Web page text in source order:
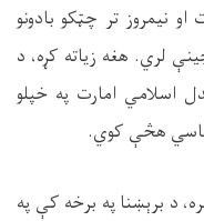
او نیمروز تر چټکو بادونو
لري. هغه زیاته کړه، د
اسلامي امارت په خپلو
هڅې کوي.
د برېښنا په برخه کې په